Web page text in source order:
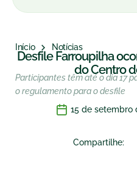
Início Notícias
Desfile Farroupilha
do Centro
Participantes têm até o dia 17
o regulamento para o desfile
15 de setembro
Compartilhe: